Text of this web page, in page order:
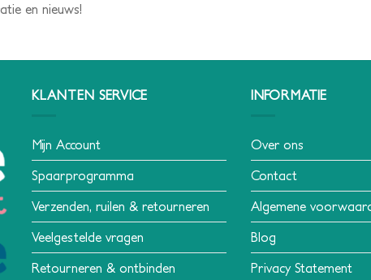
en nieuws!
KLANTEN SERVICE
Mijn Account
Spaarprogramma
Verzenden, ruilen & retourneren
Veelgestelde vragen
Retourneren & ontbinden
INFORMATIE
Over ons
Contact
Algemene
Blog
Privacy Statement